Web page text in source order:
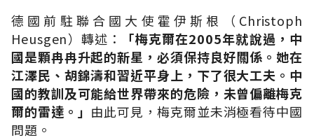
德國前駐聯合國大使霍伊斯根（Christoph
Heusgen）轉述：
「梅克爾在2005年就說過，中
國是顆冉冉升起的新星，必須保持良好關係。她在
江澤民、胡錦濤和習近平身上，下了很大工夫。中
國的教訓及可能給世界帶來的危險，未曾偏離梅克
爾的雷達。」 由此可見，梅克爾並未消極看待中國
問題。